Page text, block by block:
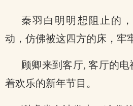
秦羽白明明想阻止的
动，仿佛被这四方的床，牢
顾卿来到客厅, 客厅的
着欢乐的新年节目。